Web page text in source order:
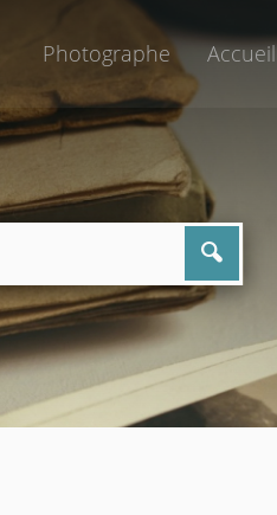
Photographe Accueil